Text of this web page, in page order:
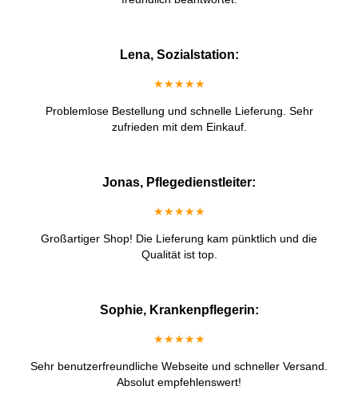
Lena, Sozialstation:
★★★★★
Problemlose Bestellung und schnelle Lieferung. Sehr
zufrieden mit dem Einkauf.
Jonas, Pflegedienstleiter:
★★★★★
Großartiger Shop! Die Lieferung kam pünktlich und die
Qualität ist top.
Sophie, Krankenpflegerin:
★★★★★
Sehr benutzerfreundliche Webseite und schneller Versand.
Absolut empfehlenswert!